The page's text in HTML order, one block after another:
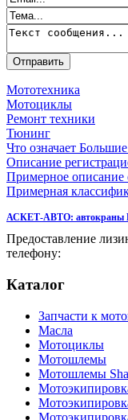
Мототехника
Мотоциклы
Ремонт техники
Тюнинг
Что означает
Описание
Примерное описание
Примерная
АСКЕТ-АВТО: автокраны
Предоставление
телефону:
Каталог
Запчасти к
Масла
Мотоциклы
Мотошлемы
Мотошлемы